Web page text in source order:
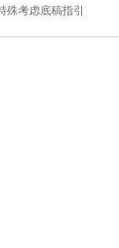
考虑底稿指引